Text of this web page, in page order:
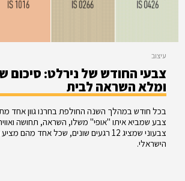
עיצוב
צבעי החודש של נירלט: סיכום
ומלא השראה לבית
בכל חודש במהלך השנה החולפת בחרנו גוון אחד
צבע שמביא איתו "אופי" משלו, השראה, תחושה
צבעוני שמציג 12 רגעים שונים, שכל אחד
הישראלי.